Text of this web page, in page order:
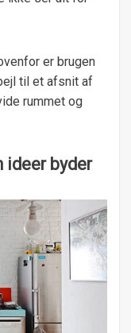
er brugen
til et afsnit af
rummet og
ideer byder